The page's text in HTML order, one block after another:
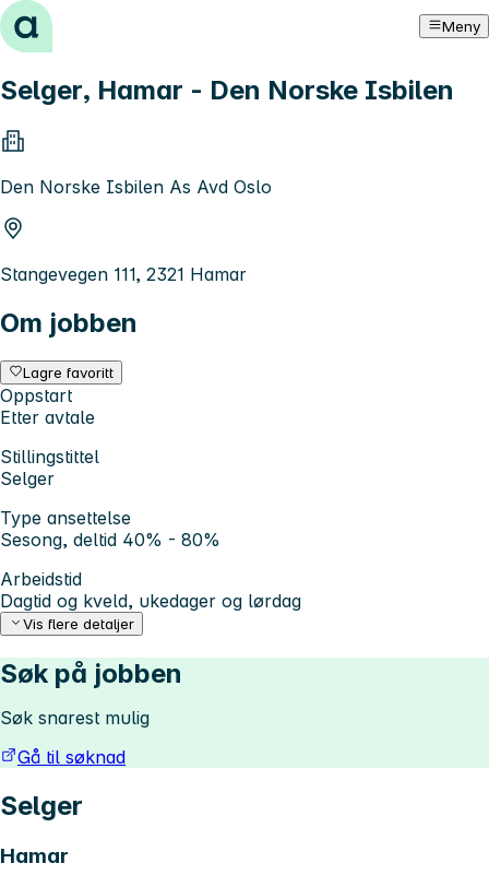
Hopp til innhold Meny
Selger, Hamar - Den Norske Isbilen
Den Norske Isbilen As Avd Oslo
Stangevegen 111, 2321 Hamar
Om jobben
Lagre favoritt
Oppstart
Etter avtale
Stillingstittel
Selger
Type ansettelse
Sesong, deltid 40% - 80%
Arbeidstid
Dagtid og kveld, ukedager og lørdag
Vis flere detaljer
Søk på jobben
Søk snarest mulig
Gå til søknad
Selger
Hamar